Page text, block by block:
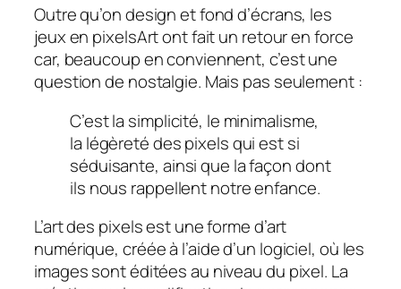
Outre qu’on design et fond d’écrans, les
jeux en pixelsArt ont fait un retour en force
car, beaucoup en conviennent, c’est une
question de nostalgie. Mais pas seulement :
C’est la simplicité, le minimalisme,
la légèreté des pixels qui est si
séduisante, ainsi que la façon dont
ils nous rappellent notre enfance.
L’art des pixels est une forme d’art
numérique, créée à l’aide d’un logiciel, où les
images sont éditées au niveau du pixel. La